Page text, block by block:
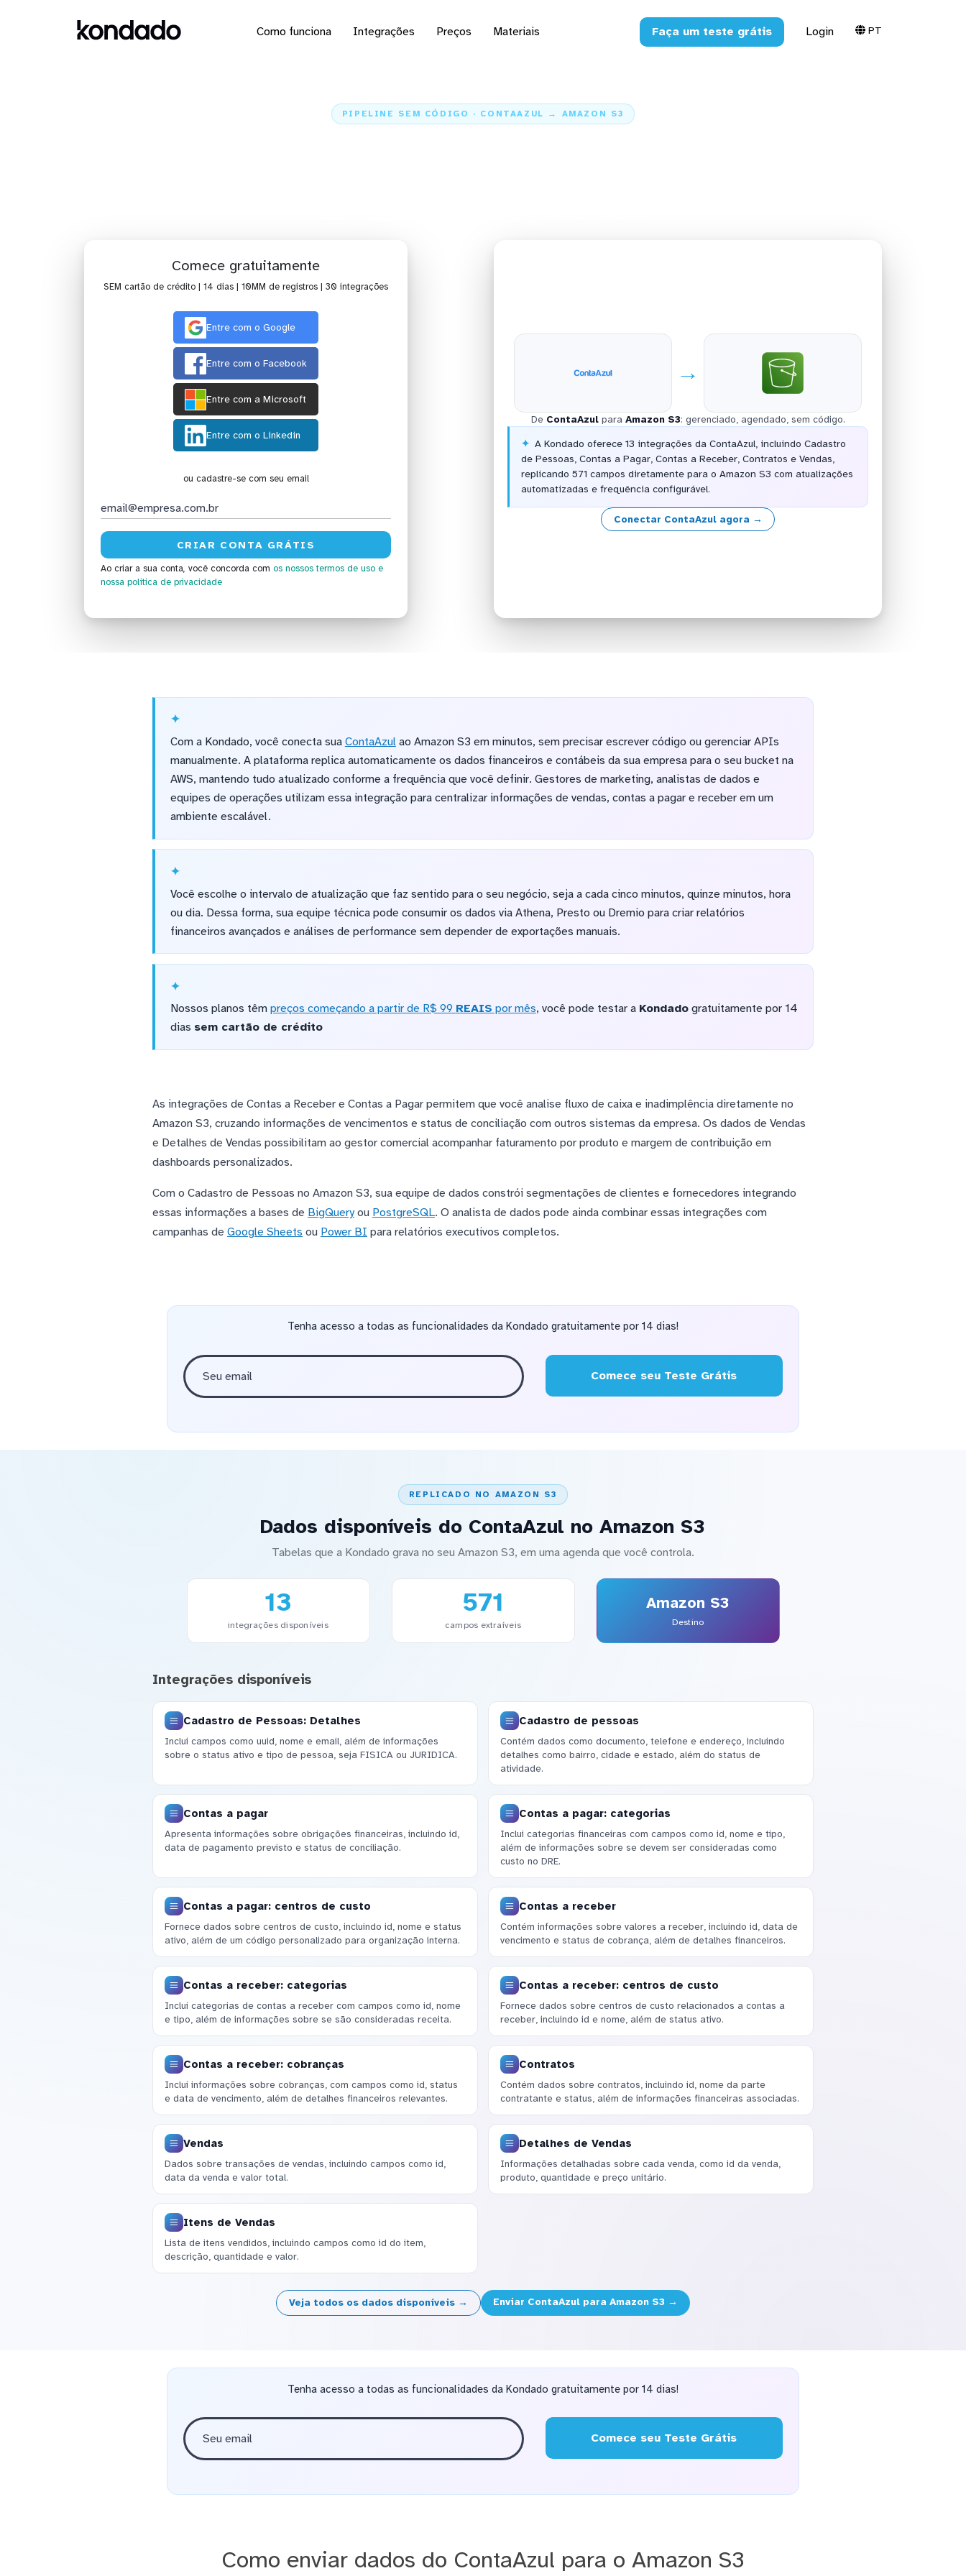
Como funciona Integrações Preços Materiais Faça um teste grátis Login PT
PIPELINE SEM CÓDIGO · CONTAAZUL → AMAZON S3
Comece gratuitamente
SEM cartão de crédito | 14 dias | 10MM de registros | 30 integrações
Entre com o Google
Entre com o Facebook
Entre com a Microsoft
Entre com o Linkedin
ou cadastre-se com seu email
Ao criar a sua conta, você concorda com os nossos termos de uso e
nossa política de privacidade
→
De ContaAzulpara Amazon S3: gerenciado, agendado, sem código.
A Kondado oferece 13 integrações da ContaAzul, incluindo Cadastro
de Pessoas, Contas a Pagar, Contas a Receber, Contratos e Vendas,
replicando 571 campos diretamente para o Amazon S3 com atualizações
automatizadas e frequência configurável.
Conectar ContaAzul agora →
Com a Kondado, você conecta sua ContaAzulao Amazon S3 em minutos, sem precisar escrever código ou gerenciar APIs
manualmente. A plataforma replica automaticamente os dados financeiros e contábeis da sua empresa para o seu bucket na
AWS, mantendo tudo atualizado conforme a frequência que você definir. Gestores de marketing, analistas de dados e
equipes de operações utilizam essa integração para centralizar informações de vendas, contas a pagar e receber em um
ambiente escalável.
Você escolhe o intervalo de atualização que faz sentido para o seu negócio, seja a cada cinco minutos, quinze minutos, hora
ou dia. Dessa forma, sua equipe técnica pode consumir os dados via Athena, Presto ou Dremio para criar relatórios
financeiros avançados e análises de performance sem depender de exportações manuais.
Nossos planos têm preços começando a partir de R$ 99 REAIS por mês, você pode testar a Kondadogratuitamente por 14
dias sem cartão de crédito
As integrações de Contas a Receber e Contas a Pagar permitem que você analise fluxo de caixa e inadimplência diretamente no
Amazon S3, cruzando informações de vencimentos e status de conciliação com outros sistemas da empresa. Os dados de Vendas
e Detalhes de Vendas possibilitam ao gestor comercial acompanhar faturamento por produto e margem de contribuição em
dashboards personalizados.
Com o Cadastro de Pessoas no Amazon S3, sua equipe de dados constrói segmentações de clientes e fornecedores integrando
essas informações a bases de BigQueryou PostgreSQL. O analista de dados pode ainda combinar essas integrações com
campanhas de Google Sheets ou Power BI para relatórios executivos completos.
Tenha acesso a todas as funcionalidades da Kondado gratuitamente por 14 dias!
Comece seu Teste Grátis
REPLICADO NO AMAZON S3
Dados disponíveis do ContaAzul no Amazon S3
Tabelas que a Kondado grava no seu Amazon S3, em uma agenda que você controla.
13
integrações disponíveis
571
campos extraíveis
Amazon S3
Destino
Integrações disponíveis
Cadastro de Pessoas: Detalhes
Inclui campos como uuid, nome e email, além de informações
sobre o status ativo e tipo de pessoa, seja FISICA ou JURIDICA.
Cadastro de pessoas
Contém dados como documento, telefone e endereço, incluindo
detalhes como bairro, cidade e estado, além do status de
atividade.
Contas a pagar
Apresenta informações sobre obrigações financeiras, incluindo id,
data de pagamento previsto e status de conciliação.
Contas a pagar: categorias
Inclui categorias financeiras com campos como id, nome e tipo,
além de informações sobre se devem ser consideradas como
custo no DRE.
Contas a pagar: centros de custo
Fornece dados sobre centros de custo, incluindo id, nome e status
ativo, além de um código personalizado para organização interna.
Contas a receber
Contém informações sobre valores a receber, incluindo id, data de
vencimento e status de cobrança, além de detalhes financeiros.
Contas a receber: categorias
Inclui categorias de contas a receber com campos como id, nome
e tipo, além de informações sobre se são consideradas receita.
Contas a receber: centros de custo
Fornece dados sobre centros de custo relacionados a contas a
receber, incluindo id e nome, além de status ativo.
Contas a receber: cobranças
Inclui informações sobre cobranças, com campos como id, status
e data de vencimento, além de detalhes financeiros relevantes.
Contratos
Contém dados sobre contratos, incluindo id, nome da parte
contratante e status, além de informações financeiras associadas.
Vendas
Dados sobre transações de vendas, incluindo campos como id,
data da venda e valor total.
Detalhes de Vendas
Informações detalhadas sobre cada venda, como id da venda,
produto, quantidade e preço unitário.
Itens de Vendas
Lista de itens vendidos, incluindo campos como id do item,
descrição, quantidade e valor.
Veja todos os dados disponíveis → Enviar ContaAzul para Amazon S3 →
Tenha acesso a todas as funcionalidades da Kondado gratuitamente por 14 dias!
Comece seu Teste Grátis
Como enviar dados do ContaAzul para o Amazon S3